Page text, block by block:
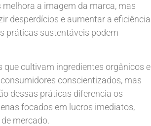
a imagem da marca, mas
desperdícios e aumentar a eficiência
práticas sustentáveis podem
que cultivam ingredientes orgânicos e
conscientizados, mas
dessas práticas diferencia os
focados em lucros imediatos,
mercado.